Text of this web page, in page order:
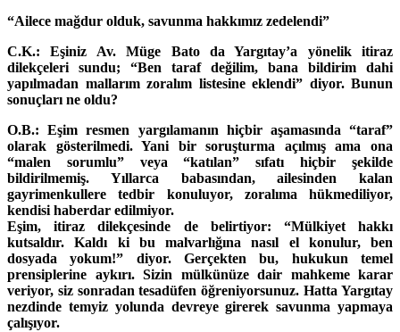
“Ailece mağdur olduk, savunma hakkımız zedelendi”
C.K.: Eşiniz Av. Müge Bato da Yargıtay’a yönelik itiraz
dilekçeleri sundu; “Ben taraf değilim, bana bildirim dahi
yapılmadan mallarım zoralım listesine eklendi” diyor. Bunun
sonuçları ne oldu?
O.B.: Eşim resmen yargılamanın hiçbir aşamasında “taraf”
olarak gösterilmedi. Yani bir soruşturma açılmış ama ona
“malen sorumlu” veya “katılan” sıfatı hiçbir şekilde
bildirilmemiş. Yıllarca babasından, ailesinden kalan
gayrimenkullere tedbir konuluyor, zoralıma hükmediliyor,
kendisi haberdar edilmiyor.
Eşim, itiraz dilekçesinde de belirtiyor: “Mülkiyet hakkı
kutsaldır. Kaldı ki bu malvarlığına nasıl el konulur, ben
dosyada yokum!” diyor. Gerçekten bu, hukukun temel
prensiplerine aykırı. Sizin mülkünüze dair mahkeme karar
veriyor, siz sonradan tesadüfen öğreniyorsunuz. Hatta Yargıtay
nezdinde temyiz yolunda devreye girerek savunma yapmaya
çalışıyor.